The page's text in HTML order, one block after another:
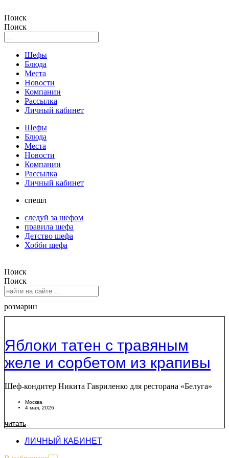
Поиск
Поиск
Шефы
Блюда
Места
Новости
Компании
Рассылка
Личный кабинет
Шефы
Блюда
Места
Новости
Компании
Рассылка
Личный кабинет
спешл
следуй за шефом
правила шефа
Детство шефа
Хобби шефа
Поиск
Поиск
розмарин
Яблоки татен с травяным
желе и сорбетом из крапивы
Шеф-кондитер Никита Гавриленко для ресторана «Белуга»
Москва
4 мая, 2026
читать
ЛИЧНЫЙ КАБИНЕТ